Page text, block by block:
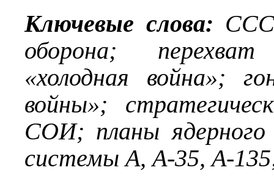
Ключевые слова:
оборона;
«холодная война»;
войны»;
СОИ; планы
системы А, А-35, А-